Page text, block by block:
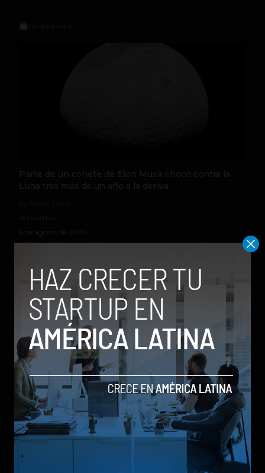
Parte de un cohete de Elon Musk chocó contra la
Luna tras más de un año a la deriva
6 de agosto de 2026
Qwen 3.8-Max, la nueva IA de Alibaba que desafía a
los modelos más poderosos
by Sergio Ramos
Actualidad